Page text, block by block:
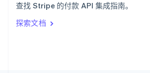
查找 Stripe 的付款 API 集成指南。
探索文档
ItalianoEnglish
印度
English